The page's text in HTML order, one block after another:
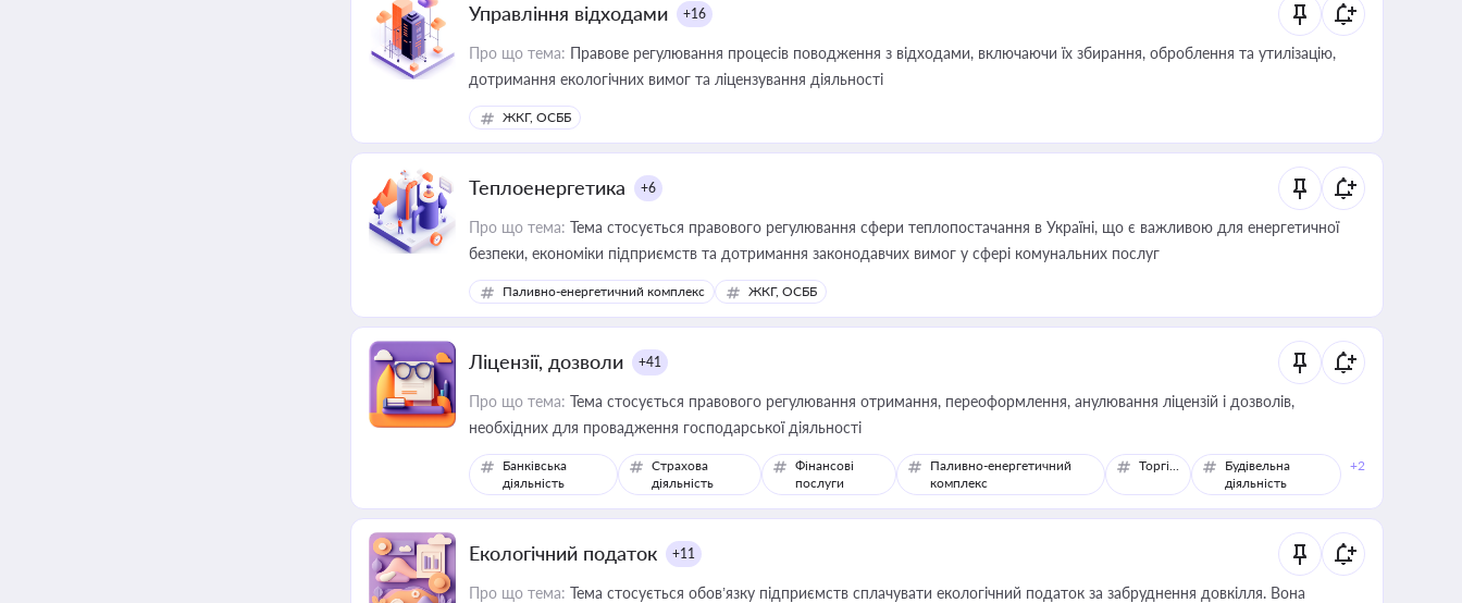
Управління відходами +16
Про що тема: Правове регулювання процесів поводження з відходами, включаючи їх збирання, оброблення та утилізацію,
дотримання екологічних вимог та ліцензування діяльності
ЖКГ, ОСББ
Теплоенергетика +6
Про що тема: Тема стосується правового регулювання сфери теплопостачання в Україні, що є важливою для енергетичної
безпеки, економіки підприємств та дотримання законодавчих вимог у сфері комунальних послуг
Паливно-енергетичний комплекс ЖКГ, ОСББ
Ліцензії, дозволи +41
Про що тема: Тема стосується правового регулювання отримання, переоформлення, анулювання ліцензій і дозволів,
необхідних для провадження господарської діяльності
Банківська
діяльність
Страхова
діяльність
Фінансові
послуги
Паливно-енергетичний
комплекс
Торгівля
Будівельна
діяльність
+2
Екологічний податок +11
Про що тема: Тема стосується обов’язку підприємств сплачувати екологічний податок за забруднення довкілля. Вона